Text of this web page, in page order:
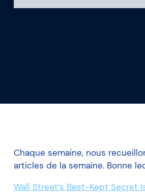
Notre
Chaque semaine, nous
articles de la semaine. Bonne
Wall Street’s Best-Kept Secret